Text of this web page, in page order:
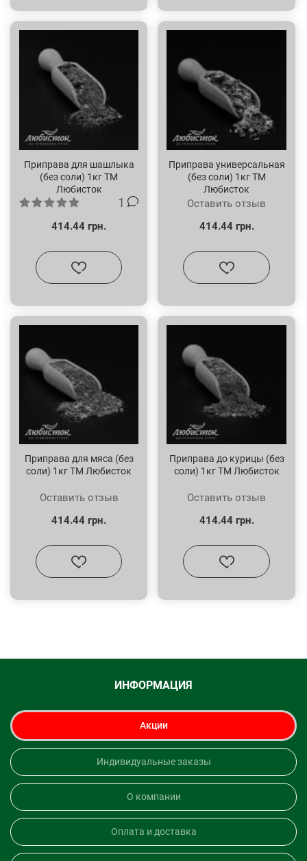
Приправа для шашлыка
(без соли) 1кг ТМ
Любисток
1
414.44 грн.
Приправа универсальная
(без соли) 1кг ТМ
Любисток
Оставить отзыв
414.44 грн.
Приправа для мяса (без
соли) 1кг ТМ Любисток
Оставить отзыв
414.44 грн.
Приправа до курицы (без
соли) 1кг ТМ Любисток
Оставить отзыв
414.44 грн.
ИНФОРМАЦИЯ
Акции
Индивидуальные заказы
О компании
Оплата и доставка